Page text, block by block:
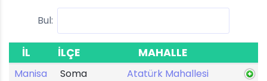
Bul:
İL İLÇE MAHALLE
Manisa Soma
Atatürk Mahallesi